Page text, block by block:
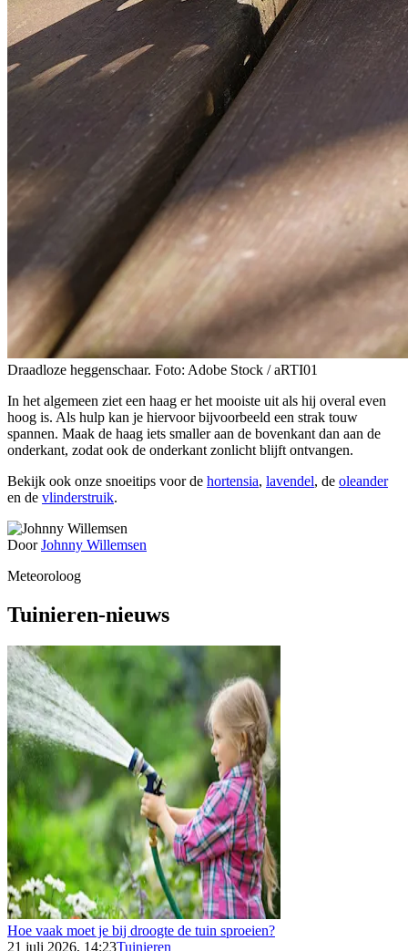
Draadloze heggenschaar. Foto: Adobe Stock / aRTI01
In het algemeen ziet een haag er het mooiste uit als hij overal even
hoog is. Als hulp kan je hiervoor bijvoorbeeld een strak touw
spannen. Maak de haag iets smaller aan de bovenkant dan aan de
onderkant, zodat ook de onderkant zonlicht blijft ontvangen.
Bekijk ook onze snoeitips voor de hortensia, lavendel, de oleander
en de vlinderstruik.
DoorJohnny Willemsen
Meteoroloog
Tuinieren-nieuws
Hoe vaak moet je bij droogte de tuin sproeien?
21 juli 2026, 14:23Tuinieren